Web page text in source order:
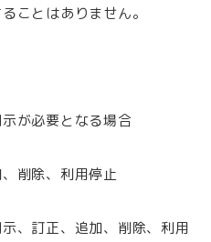
ことはありません。
が必要となる場合
削除、利用停止
、訂正、追加、削除、利用